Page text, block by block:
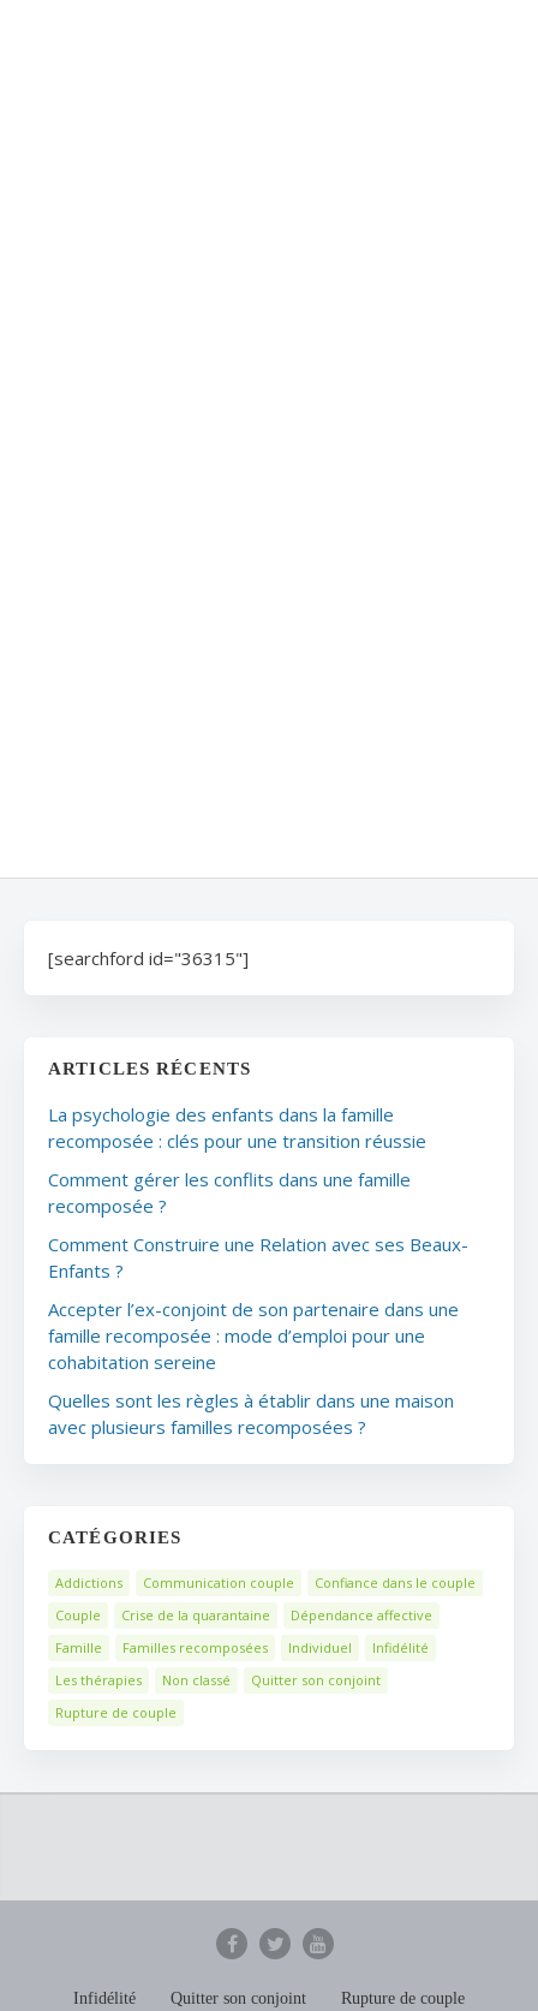
[searchford id="36315"]
ARTICLES RÉCENTS
La psychologie des enfants dans la famille
recomposée : clés pour une transition réussie
Comment gérer les conflits dans une famille
recomposée ?
Comment Construire une Relation avec ses Beaux-
Enfants ?
Accepter l’ex-conjoint de son partenaire dans une
famille recomposée : mode d’emploi pour une
cohabitation sereine
Quelles sont les règles à établir dans une maison
avec plusieurs familles recomposées ?
CATÉGORIES
Addictions Communication couple
Confiance dans le couple
Couple
Crise de la quarantaine
Dépendance affective
Famille
Familles recomposées Individuel
Infidélité
Les thérapies
Non classé
Quitter son conjoint
Rupture de couple
Infidélité Quitter son conjoint Rupture de couple